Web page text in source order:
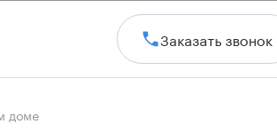
Заказать звонок
доме